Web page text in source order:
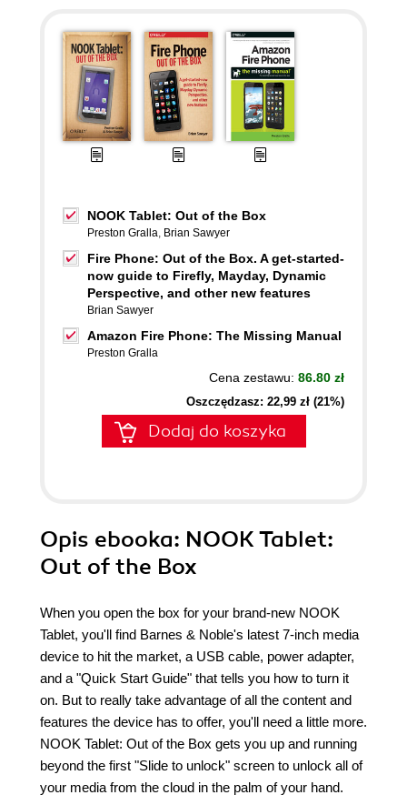
NOOK Tablet: Out of the Box
Preston Gralla, Brian Sawyer
Fire Phone: Out of the Box. A get-started-
now guide to Firefly, Mayday, Dynamic
Perspective, and other new features
Brian Sawyer
Amazon Fire Phone: The Missing Manual
Preston Gralla
Cena zestawu: 86.80 zł
Oszczędzasz: 22,99 zł (21%)
Dodaj do koszyka
Opis ebooka: NOOK Tablet:
Out of the Box
When you open the box for your brand-new NOOK
Tablet, you'll find Barnes & Noble's latest 7-inch media
device to hit the market, a USB cable, power adapter,
and a "Quick Start Guide" that tells you how to turn it
on. But to really take advantage of all the content and
features the device has to offer, you'll need a little more.
NOOK Tablet: Out of the Box gets you up and running
beyond the first "Slide to unlock" screen to unlock all of
your media from the cloud in the palm of your hand.